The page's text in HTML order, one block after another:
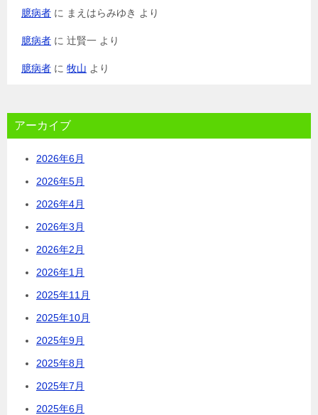
臆病者 に まえはらみゆき より
臆病者 に 辻賢一 より
臆病者 に 牧山 より
アーカイブ
2026年6月
2026年5月
2026年4月
2026年3月
2026年2月
2026年1月
2025年11月
2025年10月
2025年9月
2025年8月
2025年7月
2025年6月